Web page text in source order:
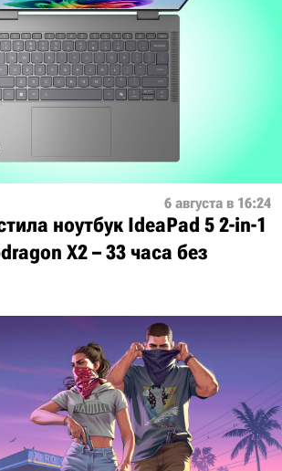
6 августа в 16:24
ноутбук IdeaPad 5 2-in-1
X2 – 33 часа без